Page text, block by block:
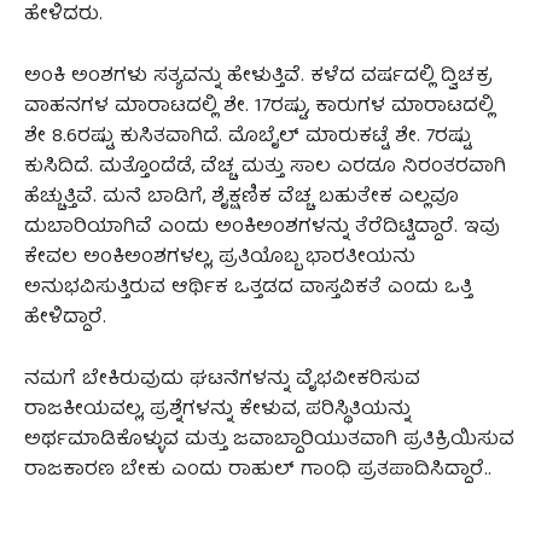
ಹೇಳಿದರು.
ಅಂಕಿ ಅಂಶಗಳು ಸತ್ಯವನ್ನು ಹೇಳುತ್ತಿವೆ. ಕಳೆದ ವರ್ಷದಲ್ಲಿ ದ್ವಿಚಕ್ರ
ವಾಹನಗಳ ಮಾರಾಟದಲ್ಲಿ ಶೇ. 17ರಷ್ಟು, ಕಾರುಗಳ ಮಾರಾಟದಲ್ಲಿ
ಶೇ 8.6ರಷ್ಟು ಕುಸಿತವಾಗಿದೆ. ಮೊಬೈಲ್‌ ಮಾರುಕಟ್ಟೆ ಶೇ. 7ರಷ್ಟು
ಕುಸಿದಿದೆ. ಮತ್ತೊಂದೆಡೆ, ವೆಚ್ಚ ಮತ್ತು ಸಾಲ ಎರಡೂ ನಿರಂತರವಾಗಿ
ಹೆಚ್ಚುತ್ತಿವೆ. ಮನೆ ಬಾಡಿಗೆ, ಶೈಕ್ಷಣಿಕ ವೆಚ್ಚ ಬಹುತೇಕ ಎಲ್ಲವೂ
ದುಬಾರಿಯಾಗಿವೆ ಎಂದು ಅಂಕಿಅಂಶಗಳನ್ನು ತೆರೆದಿಟ್ಟಿದ್ದಾರೆ. ಇವು
ಕೇವಲ ಅಂಕಿಅಂಶಗಳಲ್ಲ, ಪ್ರತಿಯೊಬ್ಬ ಭಾರತೀಯನು
ಅನುಭವಿಸುತ್ತಿರುವ ಆರ್ಥಿಕ ಒತ್ತಡದ ವಾಸ್ತವಿಕತೆ ಎಂದು ಒತ್ತಿ
ಹೇಳಿದ್ದಾರೆ.
ನಮಗೆ ಬೇಕಿರುವುದು ಘಟನೆಗಳನ್ನು ವೈಭವೀಕರಿಸುವ
ರಾಜಕೀಯವಲ್ಲ, ಪ್ರಶ್ನೆಗಳನ್ನು ಕೇಳುವ, ಪರಿಸ್ಥಿತಿಯನ್ನು
ಅರ್ಥಮಾಡಿಕೊಳ್ಳುವ ಮತ್ತು ಜವಾಬ್ದಾರಿಯುತವಾಗಿ ಪ್ರತಿಕ್ರಿಯಿಸುವ
ರಾಜಕಾರಣ ಬೇಕು ಎಂದು ರಾಹುಲ್‌ ಗಾಂಧಿ ಪ್ರತಪಾದಿಸಿದ್ದಾರೆ..